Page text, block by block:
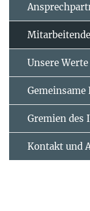
Unsere Werte
Gremien des
Kontakt und